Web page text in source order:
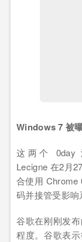
Windows 7 被
这两个 0day
Lecigne 在2月
合使用 Chrome
码并接管受影响
谷歌在刚刚发
程度。谷歌表